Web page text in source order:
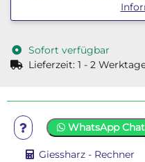
Sofort verfügbar
Lieferzeit: 1 - 2
WhatsApp Chat
Giessharz - Rechner